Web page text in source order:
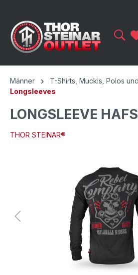
Männer
T-Shirts, Muckis, Polos
Longsleeves
LONGSLEEVE
THOR STEINAR®